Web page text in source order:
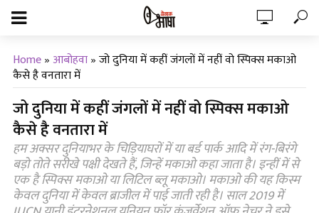
Home» आबोहवा»जो दुनिया में कहीं जंगलों में नहीं वो स्पिक्स मकाओ
कैसे है वनतारा में
जो दुनिया में कहीं जंगलों में नहीं वो स्पिक्स मकाओ
कैसे है वनतारा में
हम अक्सर दुनियाभर के चिड़ियाघरों में या बर्ड पार्क आदि में रंग-बिरंगे
बड़ो तोते सरीखे पक्षी देखते हैं, जिन्हें मकाओ कहा जाता है। इन्हीं में से
एक है स्पिक्स मकाओ या लिटिल ब्लू मकाओ। मकाओ की यह किस्म
केवल दुनिया में केवल ब्राजील में पाई जाती रही है। साल 2019 में